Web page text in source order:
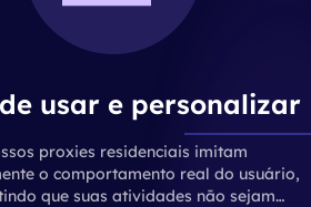
usar e personalizar
proxies residenciais imitam
o comportamento real do usuário,
que suas atividades não sejam